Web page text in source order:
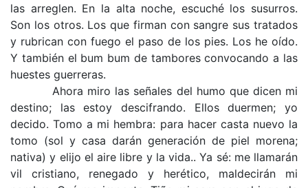
las arreglen. En la alta noche, escuché los susurros.
Son los otros. Los que firman con sangre sus tratados
y rubrican con fuego el paso de los pies. Los he oído.
Y también el bum bum de tambores convocando a las
huestes guerreras.
Ahora miro las señales del humo que dicen mi
destino; las estoy descifrando. Ellos duermen; yo
decido. Tomo a mi hembra: para hacer casta nuevo la
tomo (sol y casa darán generación de piel morena;
nativa) y elijo el aire libre y la vida.. Ya sé: me llamarán
vil cristiano, renegado y herético, maldecirán mi